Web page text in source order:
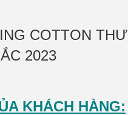
COTTON THƯ
2023
KHÁCH HÀNG: